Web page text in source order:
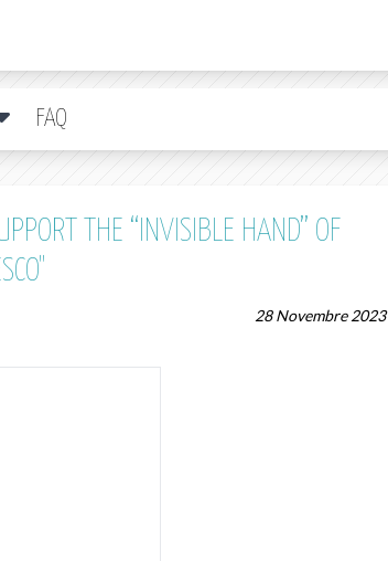
FAQ
THE “INVISIBLE HAND” OF
28 Novembre 2023